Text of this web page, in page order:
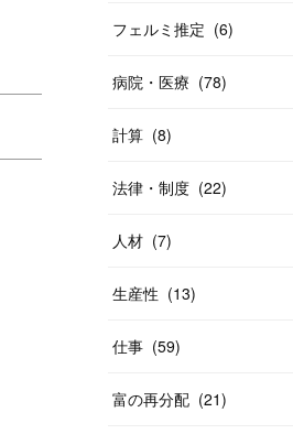
フェルミ推定 (6)
病院・医療 (78)
計算 (8)
法律・制度 (22)
人材 (7)
生産性 (13)
仕事 (59)
富の再分配 (21)